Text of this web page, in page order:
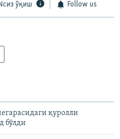
ўқиш Follow us
қуролли
бўлди